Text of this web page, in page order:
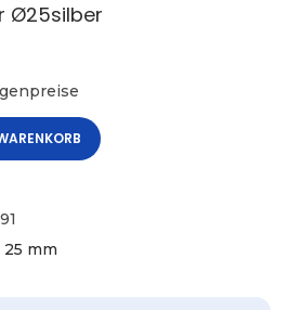
Ø25silber
25 mm